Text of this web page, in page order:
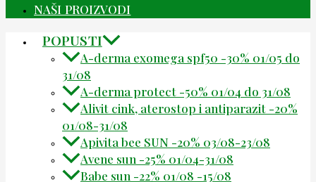
NAŠI PROIZVODI
POPUSTI
A-derma exomega spf50 -30% 01/05 do
31/08
A-derma protect -50% 01/04 do 31/08
Alivit cink, aterostop i antiparazit -20%
01/08-31/08
Apivita bee SUN -20% 03/08-23/08
Avene sun -25% 01/04-31/08
Babe sun -22% 01/08 -15/08